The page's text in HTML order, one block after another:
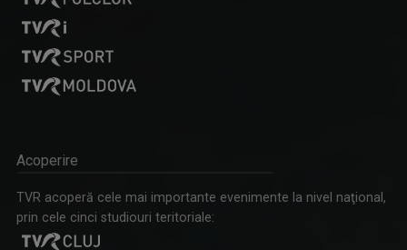
Cele mai importante evenimente din județele ...
SIMONA CRISTINA TONCEAN
Realizator "NutriInfo" la TVR Târgu Mureș.
Acoperire
TVR acoperă cele mai importante evenimente la nivel naţional,
prin cele cinci studiouri teritoriale: